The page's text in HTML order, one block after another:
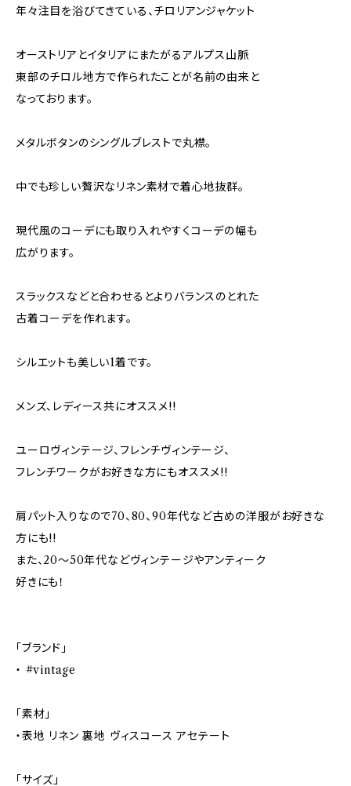
年々注目を浴びてきている、チロリアンジャケット
オーストリアとイタリアにまたがるアルプス山脈
東部のチロル地方で作られたことが名前の由来と
なっております。
メタルボタンのシングルブレストで丸襟。
中でも珍しい贅沢なリネン素材で着心地抜群。
現代風のコーデにも取り入れやすくコーデの幅も
広がります。
スラックスなどと合わせるとよりバランスのとれた
古着コーデを作れます。
シルエットも美しい1着です。
メンズ、レディース共にオススメ!!
ユーロヴィンテージ、フレンチヴィンテージ、
フレンチワークがお好きな方にもオススメ!!
肩パット入りなので70、80、90年代など古めの洋服がお好きな
方にも!!
また、20～50年代などヴィンテージやアンティーク
好きにも！
「ブランド」
・ #vintage
「素材」
・表地 リネン 裏地 ヴィスコース アセテート
「サイズ」